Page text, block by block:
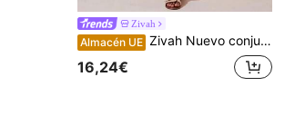
Zivah
Almacén UE Zivah Nuevo conjunto de verano de dos piezas estilo boho casual de vacaciones, estilo occidental y nómada, con top sin espalda de cuello halter en tono marrón rojizo + pantalones jogger con lazo. Adecuado para vacaciones, festivales de música, viajes, salidas diarias, playa, fiestas, estilo occidental, estilo nómada, atuendos de aeropuerto, atuendos de brunch, casual
16,24€